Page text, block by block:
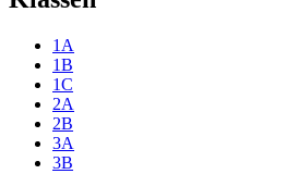
1A
1B
1C
2A
2B
3A
3B